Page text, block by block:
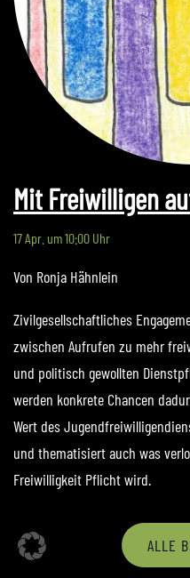
Mit Freiwilligen
17 Apr. um 10:00 Uhr
Von Ronja Hähnlein
Zivilgesellschaftliches
zwischen Aufrufen zu mehr
und politisch gewollten
werden konkrete Chancen
Wert des
und thematisiert auch was
Freiwilligkeit Pflicht wird.
ALLE